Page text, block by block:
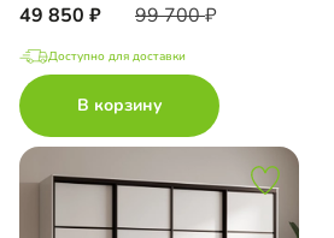
49 850 99 700
Доступно для доставки
В корзину